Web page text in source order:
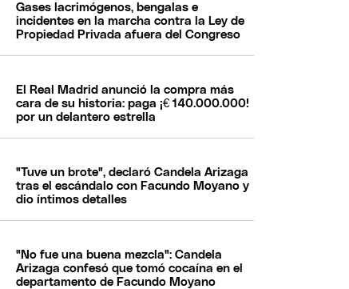
Gases lacrimógenos, bengalas e
incidentes en la marcha contra la Ley de
Propiedad Privada afuera del Congreso
El Real Madrid anunció la compra más
cara de su historia: paga ¡€ 140.000.000!
por un delantero estrella
"Tuve un brote", declaró Candela Arizaga
tras el escándalo con Facundo Moyano y
dio íntimos detalles
"No fue una buena mezcla": Candela
Arizaga confesó que tomó cocaína en el
departamento de Facundo Moyano